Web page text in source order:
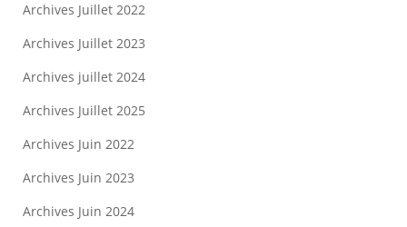
Archives Juillet 2022
Archives Juillet 2023
Archives juillet 2024
Archives Juillet 2025
Archives Juin 2022
Archives Juin 2023
Archives Juin 2024